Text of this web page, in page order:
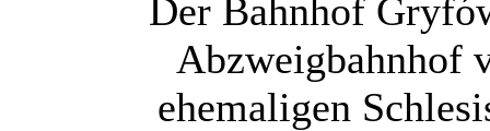
Der Bahnhof
Abzweigbahnhof
ehemaligen